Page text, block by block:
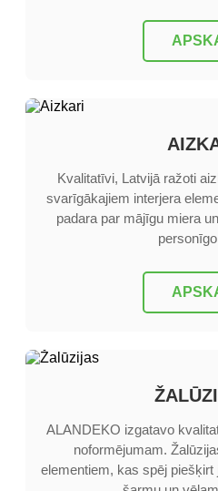
Kvalitatīvi, Latvijā ražoti
svarīgākajiem interjera
padara par mājīgu miera
ALANDEKO izgatavo
noformējumam.
elementiem, kas spēj